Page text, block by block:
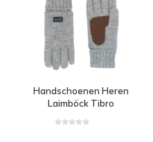
Handschoenen Heren
Laimböck Tibro